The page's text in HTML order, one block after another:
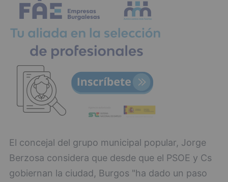
El concejal del grupo municipal popular, Jorge
Berzosa considera que desde que el PSOE y Cs
gobiernan la ciudad, Burgos "ha dado un paso